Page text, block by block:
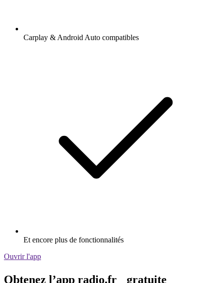
Carplay & Android Auto compatibles
Et encore plus de fonctionnalités
Ouvrir l'app
Obtenez l’app radio.fr gratuite